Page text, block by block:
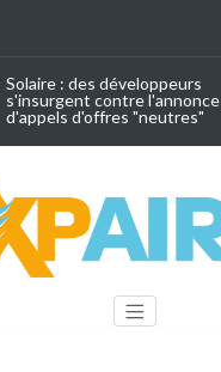
Solaire : des développeurs
s'insurgent contre l'annonce
d'appels d'offres "neutres"